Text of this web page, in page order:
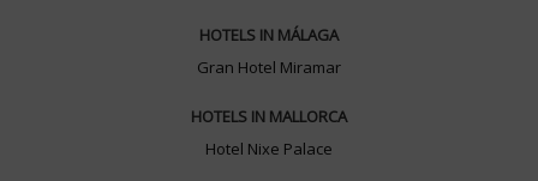
HOTELS IN MÁLAGA
Gran Hotel Miramar
HOTELS IN MALLORCA
Hotel Nixe Palace